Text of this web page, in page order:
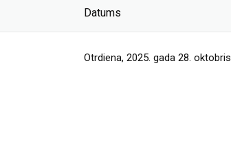
Datums
Otrdiena, 2025. gada 28. oktobris